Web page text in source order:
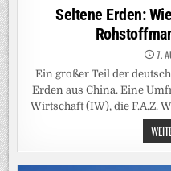
in
Seltene Erden:
7.
Ein großer Teil der
Erden aus China. Eine
Wirtschaft (IW), die F.A.Z.